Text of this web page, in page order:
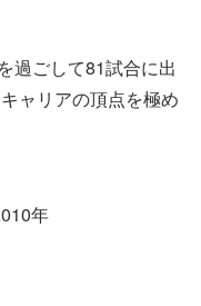
過ごして81試合に出
ャリアの頂点を極め
年